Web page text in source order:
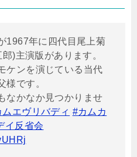
1967年に四代目尾上菊
)主演版があります。
ケンを演じている当代
様です。
なかなか見つかりませ
エヴリバディ #カムカ
イ反省会